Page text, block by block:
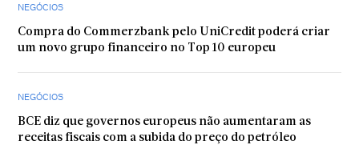
NEGÓCIOS
Compra do Commerzbank pelo UniCredit poderá criar
um novo grupo financeiro no Top 10 europeu
NEGÓCIOS
BCE diz que governos europeus não aumentaram as
receitas fiscais com a subida do preço do petróleo